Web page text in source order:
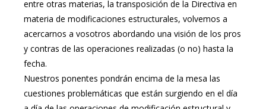
entre otras materias, la transposición de la Directiva en
materia de modificaciones estructurales, volvemos a
acercarnos a vosotros abordando una visión de los pros
y contras de las operaciones realizadas (o no) hasta la
fecha.
Nuestros ponentes pondrán encima de la mesa las
cuestiones problemáticas que están surgiendo en el día